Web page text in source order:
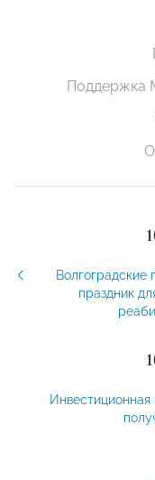
Поддержка
Волгоградские
праздник